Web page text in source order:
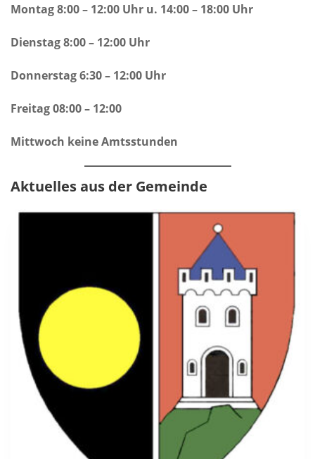
Montag 8:00 – 12:00 Uhr u. 14:00 – 18:00 Uhr
Dienstag 8:00 – 12:00 Uhr
Donnerstag 6:30 – 12:00 Uhr
Freitag 08:00 – 12:00
Mittwoch keine Amtsstunden
Aktuelles aus der Gemeinde